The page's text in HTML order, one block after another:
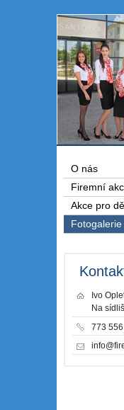
O nás
Firemní
Akce pro
Fotogalerie
Ivo
Na
773